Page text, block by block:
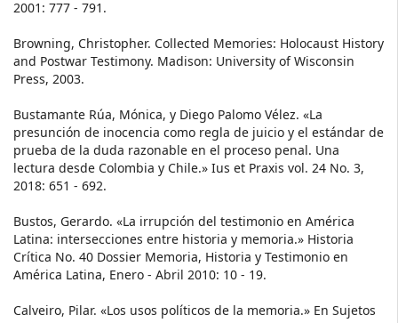
2001: 777 - 791.
Browning, Christopher. Collected Memories: Holocaust History
and Postwar Testimony. Madison: University of Wisconsin
Press, 2003.
Bustamante Rúa, Mónica, y Diego Palomo Vélez. «La
presunción de inocencia como regla de juicio y el estándar de
prueba de la duda razonable en el proceso penal. Una
lectura desde Colombia y Chile.» Ius et Praxis vol. 24 No. 3,
2018: 651 - 692.
Bustos, Gerardo. «La irrupción del testimonio en América
Latina: intersecciones entre historia y memoria.» Historia
Crítica No. 40 Dossier Memoria, Historia y Testimonio en
América Latina, Enero - Abril 2010: 10 - 19.
Calveiro, Pilar. «Los usos políticos de la memoria.» En Sujetos